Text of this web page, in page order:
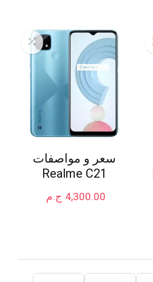
سعر و مواصفات
Realme C21
ج.م 4,300.00